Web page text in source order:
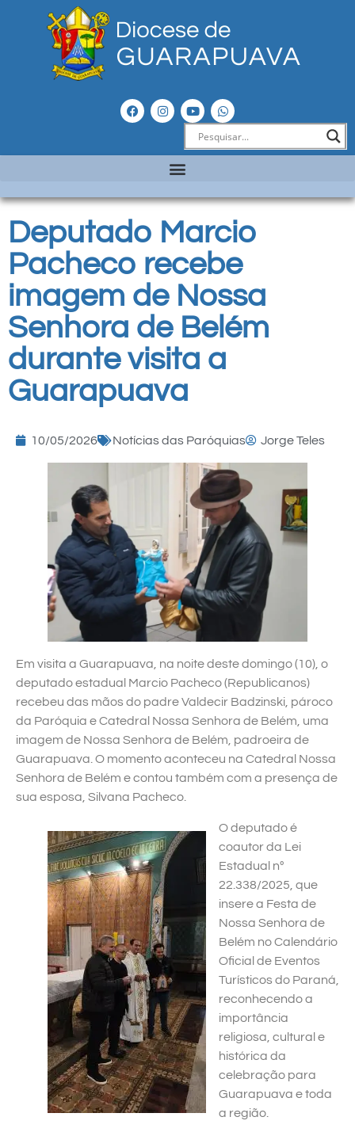
Deputado Marcio
Pacheco recebe
imagem de Nossa
Senhora de Belém
durante visita a
Guarapuava
10/05/2026 Notícias das Paróquias Jorge Teles
Em visita a Guarapuava, na noite deste domingo (10), o
deputado estadual Marcio Pacheco (Republicanos)
recebeu das mãos do padre Valdecir Badzinski, pároco
da Paróquia e Catedral Nossa Senhora de Belém, uma
imagem de Nossa Senhora de Belém, padroeira de
Guarapuava. O momento aconteceu na Catedral Nossa
Senhora de Belém e contou também com a presença de
sua esposa, Silvana Pacheco.
O deputado é
coautor da Lei
Estadual nº
22.338/2025, que
insere a Festa de
Nossa Senhora de
Belém no Calendário
Oficial de Eventos
Turísticos do Paraná,
reconhecendo a
importância
religiosa, cultural e
histórica da
celebração para
Guarapuava e toda
a região.